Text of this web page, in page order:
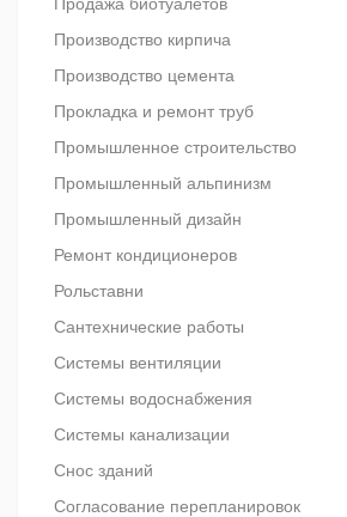
Производство кирпича
Производство цемента
Прокладка и ремонт труб
Промышленное строительство
Промышленный альпинизм
Промышленный дизайн
Ремонт кондиционеров
Рольставни
Сантехнические работы
Системы вентиляции
Системы водоснабжения
Системы канализации
Снос зданий
Согласование перепланировок